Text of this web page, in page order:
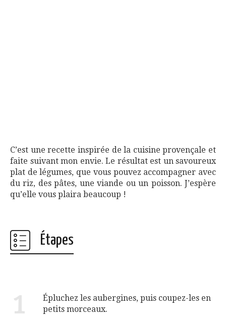
C’est une recette inspirée de la cuisine provençale et
faite suivant mon envie. Le résultat est un savoureux
plat de légumes, que vous pouvez accompagner avec
du riz, des pâtes, une viande ou un poisson. J’espère
qu’elle vous plaira beaucoup !
Étapes
1
Épluchez les aubergines, puis coupez-les en
petits morceaux.